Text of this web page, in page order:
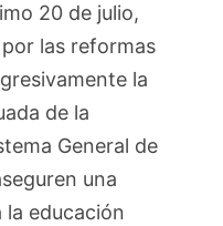
20 de julio,
las reformas
la
de la
General de
una
educación